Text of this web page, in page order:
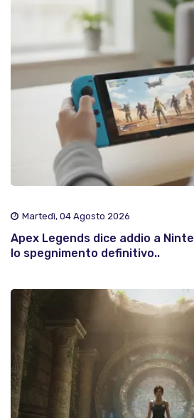
Martedì, 04 Agosto 2026
Apex Legends dice addio a
lo spegnimento definitivo..